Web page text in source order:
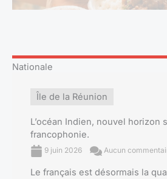
Nationale
Île de la Réunion
L’océan Indien, nouvel horizon
francophonie.
9 juin 2026 Aucun
Le français est désormais la